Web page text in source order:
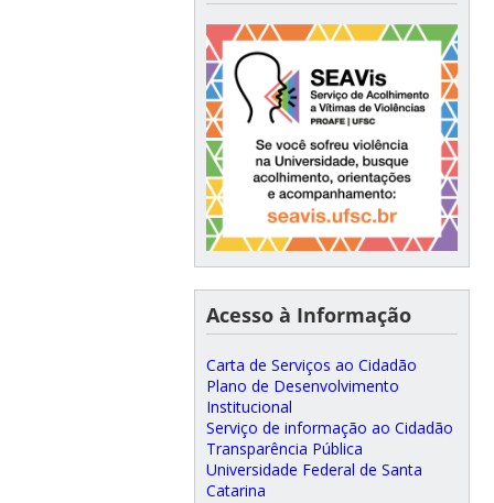
Acesso à Informação
Carta de Serviços ao Cidadão
Plano de Desenvolvimento
Institucional
Serviço de informação ao Cidadão
Transparência Pública
Universidade Federal de Santa
Catarina